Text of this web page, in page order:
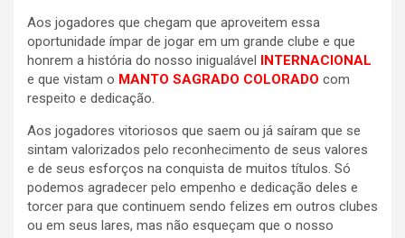
Aos jogadores que chegam que aproveitem essa
oportunidade ímpar de jogar em um grande clube e que
honrem a história do nosso inigualável INTERNACIONAL
e que vistam o MANTO SAGRADO COLORADO com
respeito e dedicação.
Aos jogadores vitoriosos que saem ou já saíram que se
sintam valorizados pelo reconhecimento de seus valores
e de seus esforços na conquista de muitos títulos. Só
podemos agradecer pelo empenho e dedicação deles e
torcer para que continuem sendo felizes em outros clubes
ou em seus lares, mas não esqueçam que o nosso